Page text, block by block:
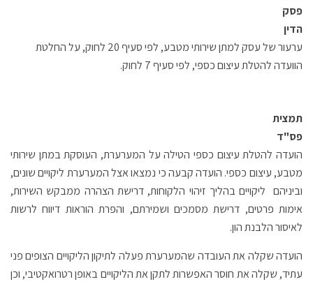
פסק
הדין
ערעור של עסק למתן שירותי מטבע, לפי סעיף 20 לחוק, על החלטת
הוועדה להטלת עיצום כספי, לפי סעיף 7 לחוק.
תמצית
פס"ד
הועדה להטלת עיצום כספי הטילה על המערערת, העוסקת במתן שירותי
מטבע, עיצום כספי. הועדה קבעה כי נמצאו אצל המערערת ליקויים שונים,
וביניהם ליקויים בהליך זיהוי הלקוחות, דרישת הצהרה ממבקש השירות,
אימות פרטים, דרישת מסמכים ושמירתם, והפרת הוראות דיווח לרשות
לאיסור הלבנת הון.
הועדה שקלה את העובדה שהמערערת פעלה לתיקון הליקויים הצופים פני
עתיד, שקלה את חוסר האפשרות לתקן את הליקויים באופן רטרואקטיבי, וכן